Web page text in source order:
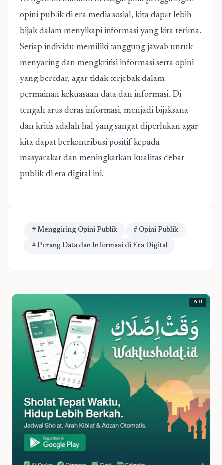
opini publik di era media sosial, kita dapat lebih
bijak dalam menyikapi informasi yang kita terima.
Setiap individu memiliki tanggung jawab untuk
menyaring dan mengkritisi informasi serta opini
yang beredar, agar tidak terjebak dalam
permainan kekuasaan data dan informasi. Di
tengah arus deras informasi, menjadi bijaksana
dan kritis adalah hal yang sangat diperlukan agar
kita dapat berkontribusi positif kepada
masyarakat dan meningkatkan kualitas debat
publik di era digital ini.
# Menggiring Opini Publik # Opini Publik
# Perang Data dan Informasi di Era Digital
AD